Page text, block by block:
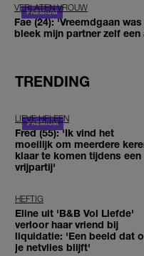
VERLATEN VROUW
Fae (24): 'Vreemdgaan
bleek mijn partner zelf
TRENDING
LIEVE HELEEN
Fred (55): 'Ik vind het
moeilijk om meerdere
klaar te komen tijdens een
vrijpartij'
HEFTIG
Eline uit 'B&B Vol Liefde'
verloor haar vriend bij
liquidatie: 'Een beeld dat
je netvlies blijft'